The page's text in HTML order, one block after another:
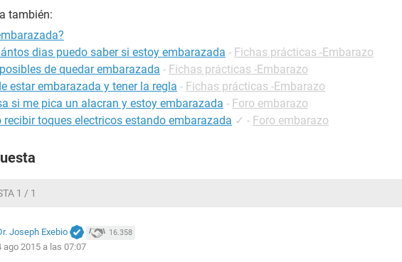
también:
dias puedo saber si estoy embarazada - Fichas prácticas -Embarazo
de quedar embarazada - Fichas prácticas -Embarazo
estar embarazada y tener la regla - Fichas prácticas -Embarazo
si me pica un alacran y estoy embarazada - Foro embarazo
recibir toques electricos estando embarazada ✓ - Foro embarazo
1 / 1
Joseph Exebio 16.358
ago 2015 a las 07:07